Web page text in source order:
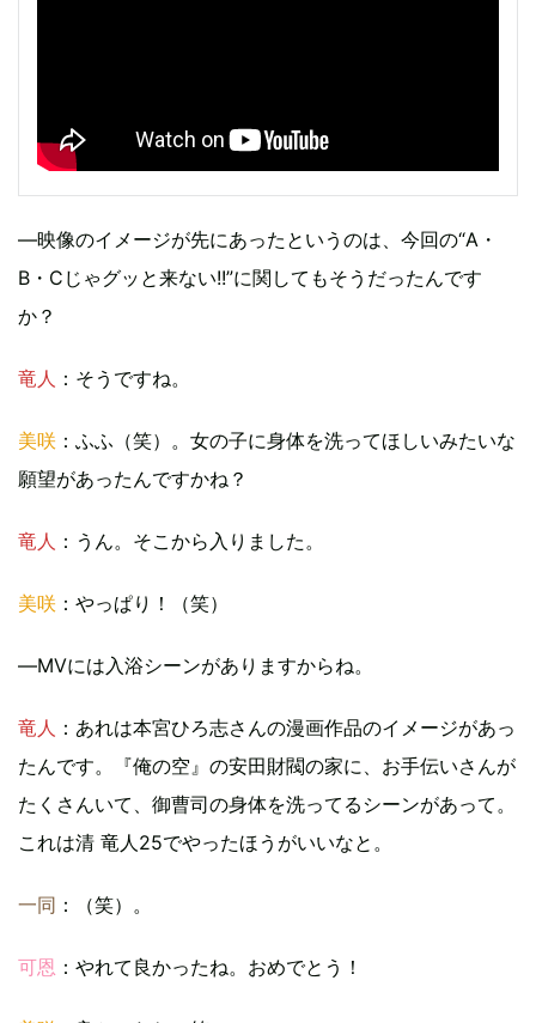
―映像のイメージが先にあったというのは、今回の“A・
B・Cじゃグッと来ない!!”に関してもそうだったんです
か？
竜人 ：そうですね。
美咲 ：ふふ（笑）。女の子に身体を洗ってほしいみたいな
願望があったんですかね？
竜人 ：うん。そこから入りました。
美咲 ：やっぱり！（笑）
―MVには入浴シーンがありますからね。
竜人 ：あれは本宮ひろ志さんの漫画作品のイメージがあっ
たんです。『俺の空』の安田財閥の家に、お手伝いさんが
たくさんいて、御曹司の身体を洗ってるシーンがあって。
これは清 竜人25でやったほうがいいなと。
一同 ：（笑）。
可恩 ：やれて良かったね。おめでとう！